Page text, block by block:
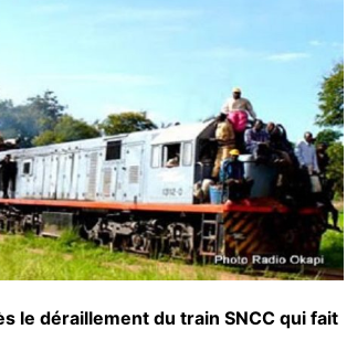
le déraillement du train SNCC qui fait